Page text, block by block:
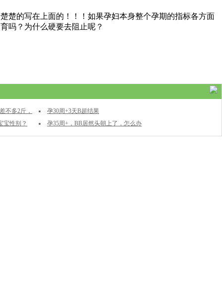
楚的写在上面的！！！如果孕妇本身整个孕期的指标各方面
吗？为什么硬要去阻止呢？
不多2斤，
孕30周+3天B超结果
宝性别？
孕35周+，BB居然头朝上了，怎么办